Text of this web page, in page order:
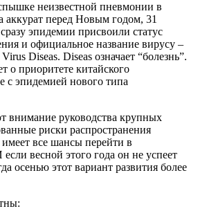
неизвестной пневмонии в
аккурат перед Новым годом, 31
эпидемии присвоили статус
и официальное название вирусу –
Diseas. Diseas означает “болезнь”.
о приоритете китайского
с эпидемией нового типа
внимание руководства крупных
риски распространения
все шансы перейти в
весной этого года он не успеет
осенью этот вариант развития более